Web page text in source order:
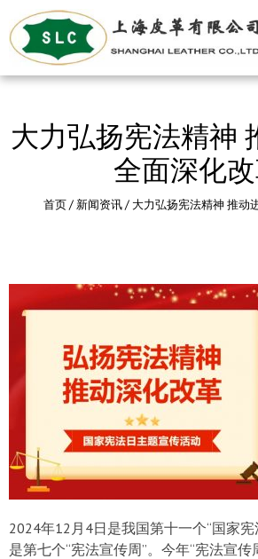
大力弘扬宪法精神
全面深化
首页/ 新闻资讯/ 大力弘扬宪法精神 推动
2024年12月4日是我国第十一个“国家
是第七个“宪法宣传周”。今年“宪法宣传